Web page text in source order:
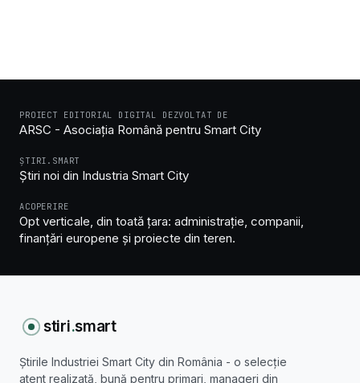
PROIECT EDITORIAL DIGITAL DEZVOLTAT DE
ARSC - Asociația Română pentru Smart City
ȘTIRI.SMART
Știri noi din Industria Smart City
ACOPERIRE
Opt verticale, din toată țara: administrație, companii,
finanțări europene și proiecte din teren.
stiri.smart
Știrile Industriei Smart City din România - o selecție
atent realizată, bună pentru primari, manageri din